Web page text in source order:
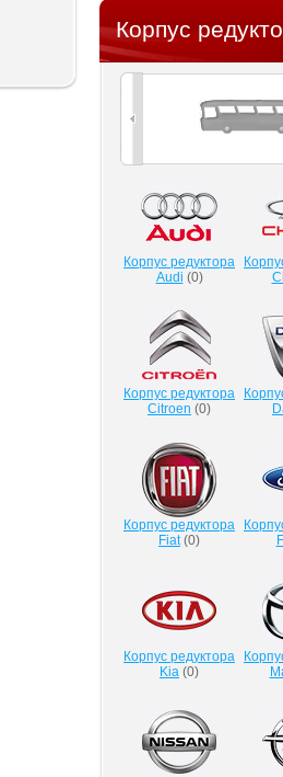
Корпус
Корпус редуктора
Audi (0)
Корпус редуктора
Citroen (0)
Корпус редуктора
Fiat(0)
Корпус редуктора
Kia (0)